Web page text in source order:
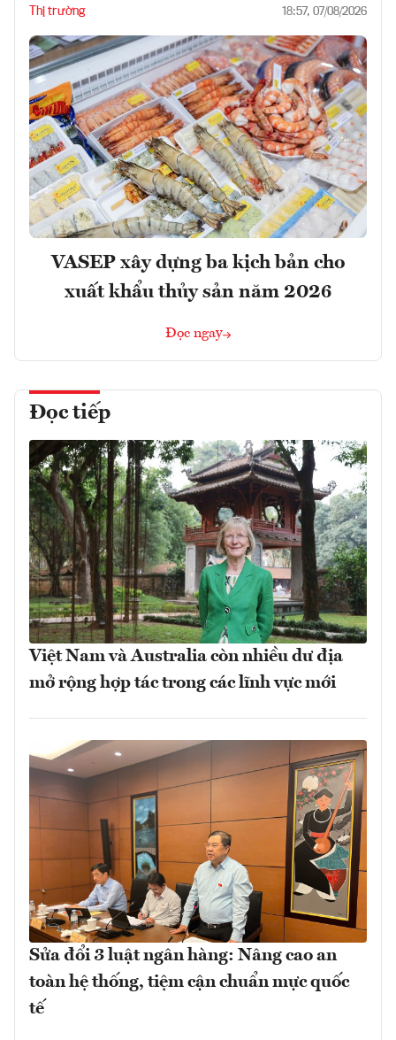
Thị trường 18:57, 07/08/2026
VASEP xây dựng ba kịch bản cho
xuất khẩu thủy sản năm 2026
Đọc ngay
Đọc tiếp
Việt Nam và Australia còn nhiều dư địa
mở rộng hợp tác trong các lĩnh vực mới
Sửa đổi 3 luật ngân hàng: Nâng cao an
toàn hệ thống, tiệm cận chuẩn mực quốc
tế